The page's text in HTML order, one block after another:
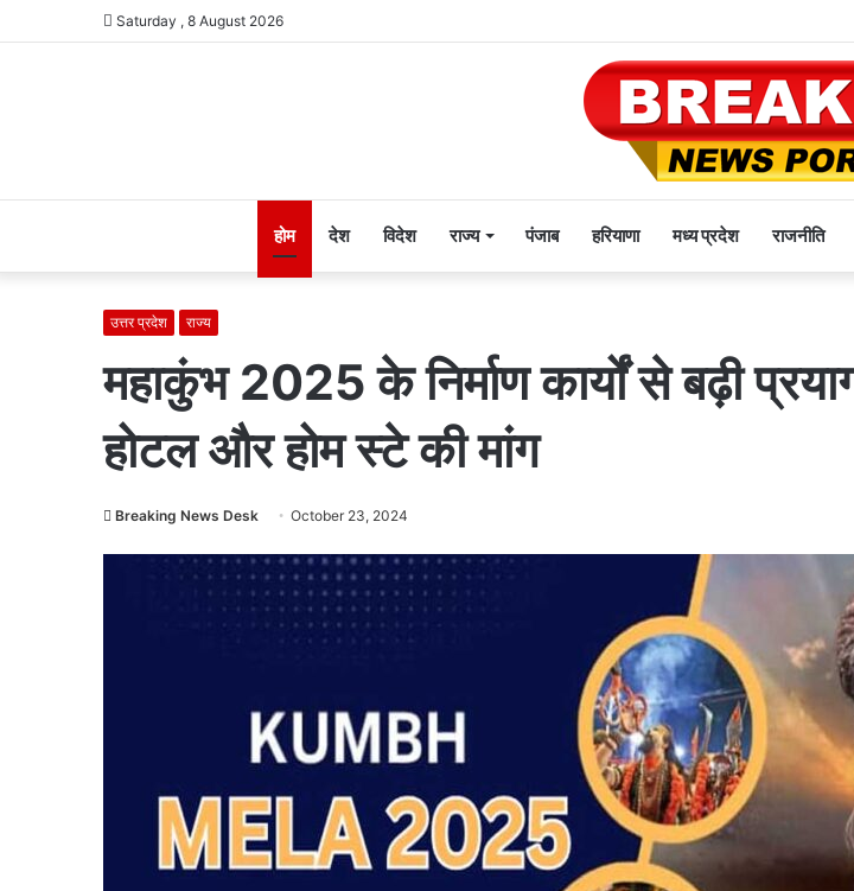
Saturday , 8 August 2026
होम देश विदेश राज्य पंजाब हरियाणा मध्य प्रदेश राजनीति
उत्तर प्रदेश राज्य
महाकुंभ 2025 के निर्माण कार्यों से बढ़ी
होटल और होम स्टे की मांग
Breaking News Desk October 23, 2024